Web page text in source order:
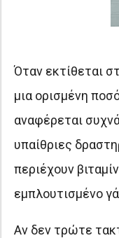
Όταν εκτίθεται
μια ορισμένη
αναφέρεται
υπαίθριες
περιέχουν
εμπλουτισμένο
Αν δεν τρώτε